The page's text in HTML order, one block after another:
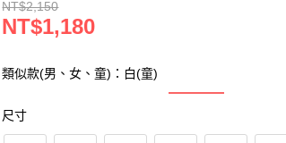
NT$2,150
NT$1,180
類似款(男、女、童)：白(童)
尺寸